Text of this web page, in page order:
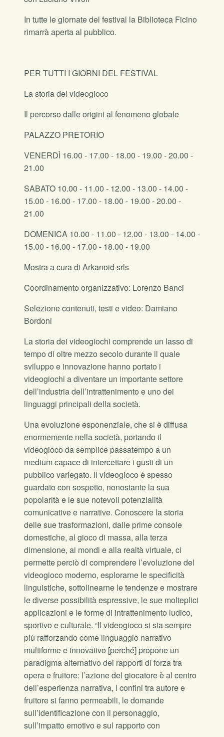
In tutte le giornate del festival la Biblioteca Ficino
rimarrà aperta al pubblico.
PER TUTTI I GIORNI DEL FESTIVAL
La storia del videogioco
Il percorso dalle origini al fenomeno globale
PALAZZO PRETORIO
VENERDÌ 16.00 - 17.00 - 18.00 - 19.00 - 20.00 -
21.00
SABATO 10.00 - 11.00 - 12.00 - 13.00 - 14.00 -
15.00 - 16.00 - 17.00 - 18.00 - 19.00 - 20.00 -
21.00
DOMENICA 10.00 - 11.00 - 12.00 - 13.00 - 14.00 -
15.00 - 16.00 - 17.00 - 18.00 - 19.00
Mostra a cura di Arkanoid srls
Coordinamento organizzativo: Lorenzo Banci
Selezione contenuti, testi e video: Damiano
Bordoni
La storia dei videogiochi comprende un lasso di
tempo di oltre mezzo secolo durante il quale
sviluppo e innovazione hanno portato i
videogiochi a diventare un importante settore
dell’industria dell’intrattenimento e uno dei
linguaggi principali della società.
Una evoluzione esponenziale, che si è diffusa
enormemente nella società, portando il
videogioco da semplice passatempo a un
medium capace di intercettare i gusti di un
pubblico variegato. Il videogioco è spesso
guardato con sospetto, nonostante la sua
popolarità e le sue notevoli potenzialità
comunicative e narrative. Conoscere la storia
delle sue trasformazioni, dalle prime console
domestiche, al gioco di massa, alla terza
dimensione, ai mondi e alla realtà virtuale, ci
permette perciò di comprendere l’evoluzione del
videogioco moderno, esplorarne le specificità
linguistiche, sottolinearne le tendenze e mostrare
le diverse possibilità espressive, le sue molteplici
applicazioni e le forme di intrattenimento ludico,
sportivo e culturale. “Il videogioco si sta sempre
più rafforzando come linguaggio narrativo
multiforme e innovativo [perché] propone un
paradigma alternativo dei rapporti di forza tra
opera e fruitore: l’azione del giocatore è al centro
dell’esperienza narrativa, i confini tra autore e
fruitore si fanno permeabili, le domande
sull’identificazione con il personaggio,
sull’impatto emotivo e sul rapporto con